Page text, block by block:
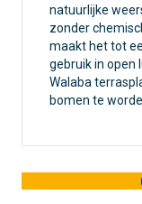
natuurlijke
zonder
maakt het tot
gebruik in open
Walaba
bomen te